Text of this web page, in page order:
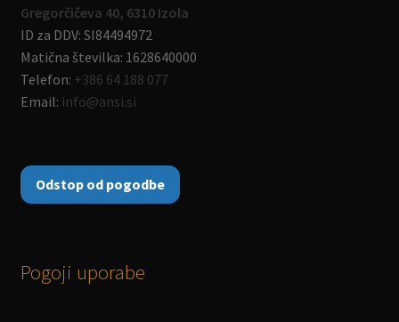
Gregorčičeva 40, 6310 Izola
ID za DDV: SI84494972
Matična številka: 1628640000
Telefon: +386 64 188 077
Email: info@ansi.si
Odstop od pogodbe
Pogoji uporabe